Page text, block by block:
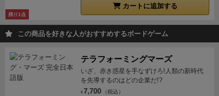
残り1点
カートに追加する
この商品を好きな人がおすすめするボードゲーム
テラフォーミングマーズ
いざ、赤き惑星を手なずけろ!人類の新時代
を先導するのはどの企業だ!?
¥ 7,700 （税込）